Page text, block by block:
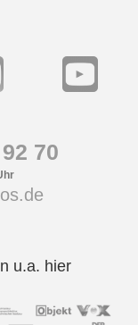
70
u.a. hier